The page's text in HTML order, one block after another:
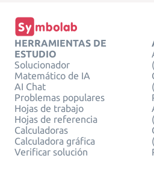
HERRAMIENTAS DE
ESTUDIO
Solucionador
Matemático de IA
AI Chat
Problemas populares
Hojas de trabajo
Hojas de referencia
Calculadoras
Calculadora gráfica
Verificar solución